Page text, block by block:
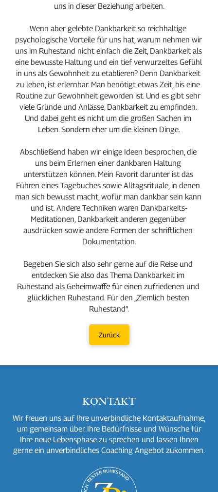
uns in dieser Beziehung arbeiten.
Wenn aber gelebte Dankbarkeit so reichhaltige
psychologische Vorteile für uns hat, warum nehmen wir
uns im Ruhestand nicht einfach die Zeit, Dankbarkeit als
eine bewusste Haltung und ein tief verwurzeltes Gefühl
in uns als Gewohnheit zu etablieren? Denn Dankbarkeit
zu leben, ist erlernbar. Man benötigt etwas Zeit, bis eine
Routine zur Gewohnheit geworden ist. Und es gibt sehr
viele Gründe und Anlässe, Dankbarkeit zu empfinden.
Und dabei geht es nicht um die großen Sachen im
Leben. Sondern eher um die kleinen Dinge.
Abschließend haben wir einige Ideen besprochen, die
uns beim Erlernen einer dankbaren Haltung
unterstützen können. Mein Favorit darunter ist das
Führen eines Tagebuches sowie Alltagsrituale, in denen
man sich bewusst macht, wofür man dankbar sein kann
und ist. Andere Techniken waren Dankbarkeits-
Meditationen, Dankbarkeit anderen gegenüber
ausdrücken sowie andere Formen der schriftlichen
Dokumentation.
Begeben Sie sich also sehr gerne auf die Reise und
entdecken Sie also das Thema Dankbarkeit im
Ruhestand als Geheimwaffe für einen zufriedenen und
glücklichen Ruhestand. Für den „Ziemlich besten
Ruhestand“.
Zurück
KONTAKT
Wir freuen uns auf Ihre unverbindliche Kontaktaufnahme,
um gemeinsam über Ihre Bedürfnisse und Wünsche für
Ihre neue Lebensphase zu sprechen und lassen Ihnen
gerne ein unverbindliches Coaching Angebot zukommen.